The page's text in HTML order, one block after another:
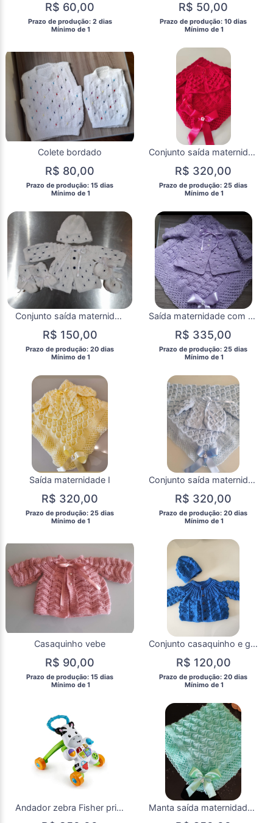
R$ 60,00
Prazo de produção: 2 dias
  Mínimo de 1
R$ 50,00
Prazo de produção: 10 dias
  Mínimo de 1
Colete bordado
R$ 80,00
Prazo de produção: 15 dias
  Mínimo de 1
Conjunto saída maternidade V
R$ 320,00
Prazo de produção: 25 dias
  Mínimo de 1
Conjunto saída maternidade II
R$ 150,00
Prazo de produção: 20 dias
  Mínimo de 1
Saída maternidade com perolas
R$ 335,00
Prazo de produção: 25 dias
  Mínimo de 1
Saída maternidade I
R$ 320,00
Prazo de produção: 25 dias
  Mínimo de 1
Conjunto saída maternidade
R$ 320,00
Prazo de produção: 20 dias
  Mínimo de 1
Casaquinho vebe
R$ 90,00
Prazo de produção: 15 dias
  Mínimo de 1
Conjunto casaquinho e gorrinho
R$ 120,00
Prazo de produção: 20 dias
  Mínimo de 1
Andador zebra Fisher price NOVO Manta saída maternidade VIII